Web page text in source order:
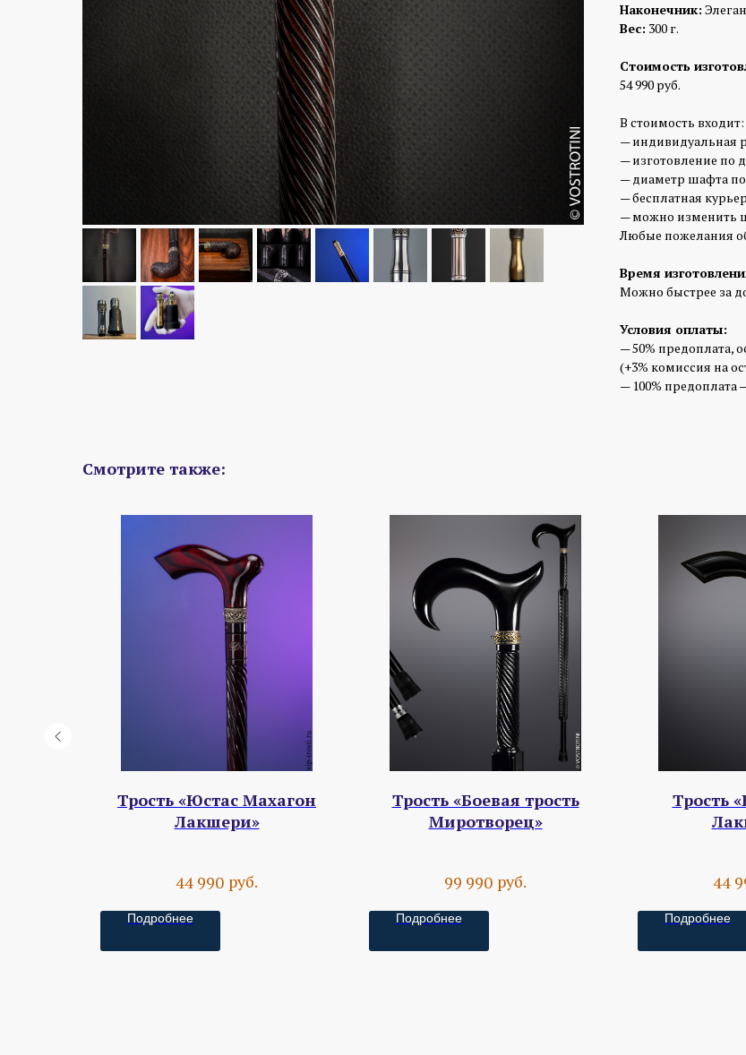
Наконечник:
Вес: 300 г.
Стоимость
54 990 руб.
В стоимость входит:
— индивидуальная
— изготовление по
— диаметр шафта
— бесплатная
— можно изменить
Любые пожелания
Время
Можно быстрее за
Условия оплаты:
— 50% предоплата,
(+3% комиссия на
— 100% предоплата
Смотрите также:
Трость «Юстас Махагон
Лакшери»
44 990 руб.
Подробнее
Трость «Боевая трость
Миротворец»
99 990 руб.
Подробнее
Трость
44
Подробнее